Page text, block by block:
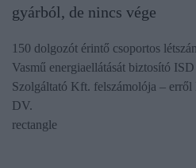
gyárból, de nincs vége
150 dolgozót érintő csoportos
Vasmű energiaellátását biztosító
Szolgáltató Kft. felszámolója –
DV.
rectangle